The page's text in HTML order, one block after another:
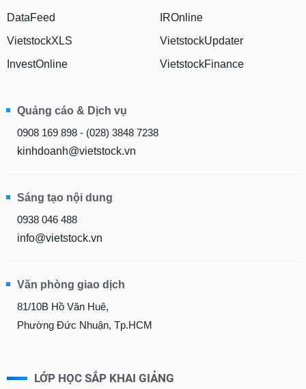
DataFeed
VietstockXLS
InvestOnline
IROnline
VietstockUpdater
VietstockFinance
Quảng cáo & Dịch vụ
0908 169 898 - (028) 3848 7238
kinhdoanh@vietstock.vn
Sáng tạo nội dung
0938 046 488
info@vietstock.vn
Văn phòng giao dịch
81/10B Hồ Văn Huê,
Phường Đức Nhuận, Tp.HCM
LỚP HỌC SẮP KHAI GIẢNG